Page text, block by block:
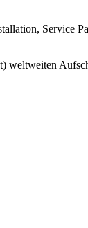
Service
weltweiten